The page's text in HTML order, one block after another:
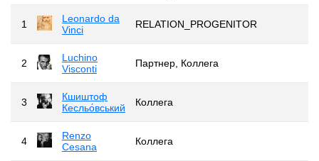
1
Leonardo da
Vinci
RELATION_PROGENITOR
2
Luchino
Visconti
Партнер, Коллега
3
Кшиштоф
Кесльо́вський
Коллега
4
Renzo
Cesana
Коллега